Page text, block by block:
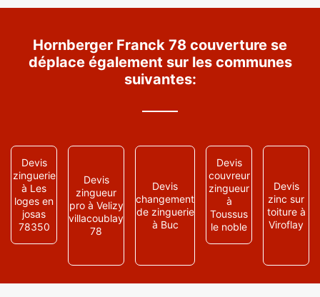
Hornberger Franck 78 couverture se
déplace également sur les communes
suivantes:
Devis
zinguerie
à Les
loges en
josas
78350
Devis
zingueur
pro à Velizy
villacoublay
78
Devis
changement
de zinguerie
à Buc
Devis
couvreur
zingueur
à
Toussus
le noble
Devis
zinc sur
toiture à
Viroflay